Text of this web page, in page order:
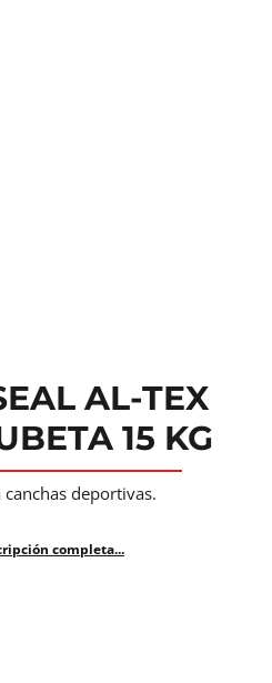
AL-TEX
15 KG
deportivas.
completa...